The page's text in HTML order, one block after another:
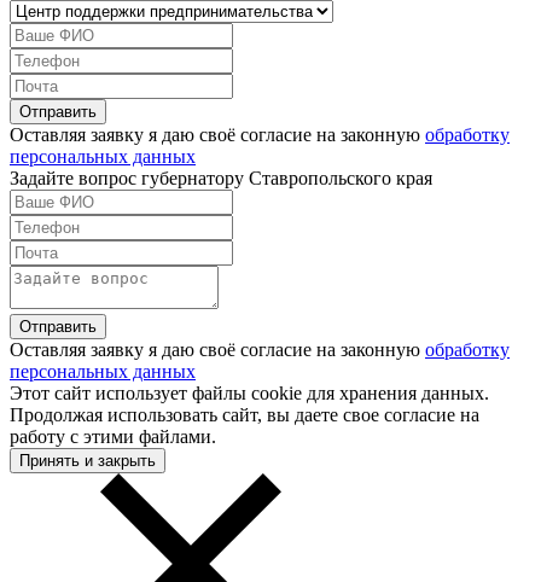
Оставляя заявку я даю своё согласие на законную обработку
персональных данных
Задайте вопрос губернатору Ставропольского края
Оставляя заявку я даю своё согласие на законную обработку
персональных данных
Этот сайт использует файлы cookie для хранения данных.
Продолжая использовать сайт, вы даете свое согласие на
работу с этими файлами.
Принять и закрыть